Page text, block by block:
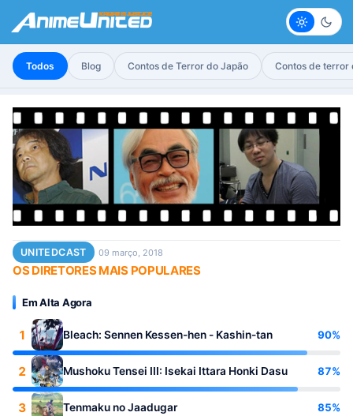
Claro
Todos Blog Contos de Terror do Japão Contos de terror
UNITEDCAST 09 março, 2018
OS DIRETORES MAIS POPULARES
Em Alta Agora
1 Bleach: Sennen Kessen-hen - Kashin-tan 90%
2 Mushoku Tensei III: Isekai Ittara Honki Dasu 87%
3 Tenmaku no Jaadugar 85%